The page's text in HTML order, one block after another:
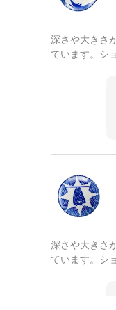
深さや大きさ
ています。シ
深さや大きさ
ています。シ